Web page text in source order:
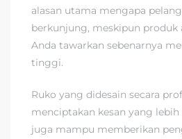
alasan utama mengapa
berkunjung, meskipun produk
Anda tawarkan sebenarnya
tinggi.
Ruko yang didesain secara
menciptakan kesan yang
juga mampu memberikan